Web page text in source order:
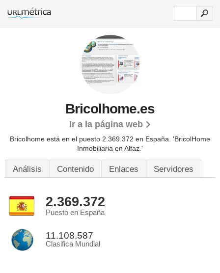
Bricolhome.es
Ir a la página web
Bricolhome está en el puesto 2.369.372 en España. 'BricolHome
Inmobiliaria en Alfaz.'
Análisis Contenido Enlaces Servidores
2.369.372
Puesto en España
11.108.587
Clasifica Mundial